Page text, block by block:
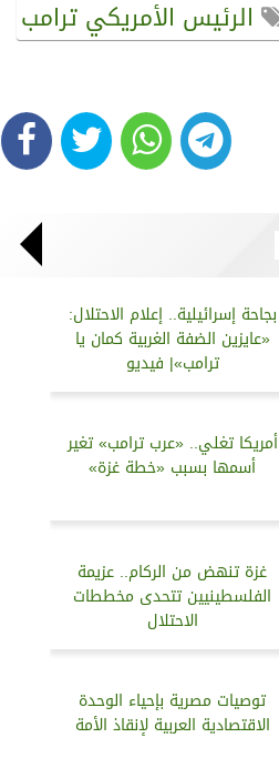
الرئيس الأمريكي ترامب
بجاحة إسرائيلية.. إعلام الاحتلال:
«عايزين الضفة الغربية كمان يا
ترامب»| فيديو
أمريكا تغلي.. «عرب ترامب» تغير
أسمها بسبب «خطة غزة»
غزة تنهض من الركام.. عزيمة
الفلسطينيين تتحدى مخططات
الاحتلال
توصيات مصرية بإحياء الوحدة
الاقتصادية العربية لإنقاذ الأمة